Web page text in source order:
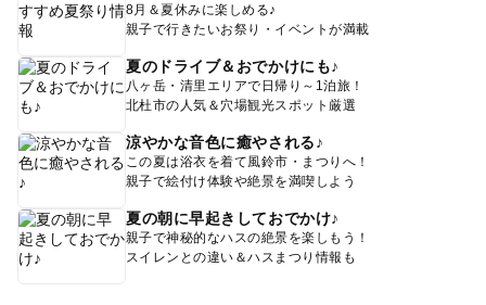
8月＆夏休みに楽しめる♪
親子で行きたいお祭り・イベントが満載
夏のドライブ＆おでかけにも♪
八ヶ岳・清里エリアで日帰り～1泊旅！
北杜市の人気＆穴場観光スポット厳選
涼やかな音色に癒やされる♪
この夏は浴衣を着て風鈴市・まつりへ！
親子で絵付け体験や絶景を満喫しよう
夏の朝に早起きしておでかけ♪
親子で神秘的なハスの絶景を楽しもう！
スイレンとの違い＆ハスまつり情報も